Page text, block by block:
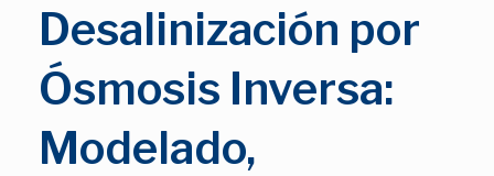
Desalinización por
Ósmosis Inversa:
Modelado,